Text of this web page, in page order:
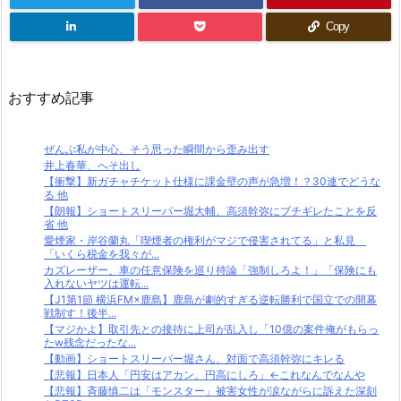
Copy
おすすめ記事
ぜんぶ私が中心、そう思った瞬間から歪み出す
井上春華、へそ出し
【衝撃】新ガチャチケット仕様に課金壁の声が急増！？30連でどうな
る 他
【朗報】ショートスリーパー堀大輔、高須幹弥にブチギレたことを反
省 他
愛煙家・岸谷蘭丸「喫煙者の権利がマジで侵害されてる」と私見
「いくら税金を我々が...
カズレーザー、車の任意保険を巡り持論「強制しろよ！」「保険にも
入れないヤツは運転...
【J1第1節 横浜FM×鹿島】鹿島が劇的すぎる逆転勝利で国立での開幕
戦制す！後半...
【マジかよ】取引先との接待に上司が乱入し「10億の案件俺がもらっ
たw残念だったな...
【動画】ショートスリーパー堀さん、対面で高須幹弥にキレる
【悲報】日本人「円安はアカン。円高にしろ」←これなんでなんや
【悲報】斉藤慎二は「モンスター」被害女性が涙ながらに訴えた深刻